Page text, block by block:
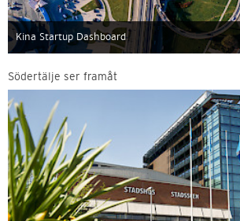
Kina Startup Dashboard
Södertälje ser framåt